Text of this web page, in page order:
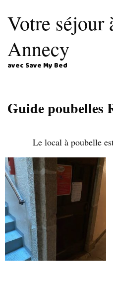
Votre séjour
Annecy
avec Save My Bed
Guide poubelles
Le local à poubelle